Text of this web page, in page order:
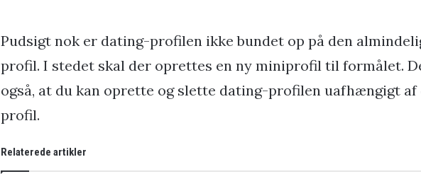
Pudsigt nok er dating-profilen ikke bundet op på den
profil. I stedet skal der oprettes en ny miniprofil til formålet.
også, at du kan oprette og slette dating-profilen uafhængigt
profil.
Relaterede artikler